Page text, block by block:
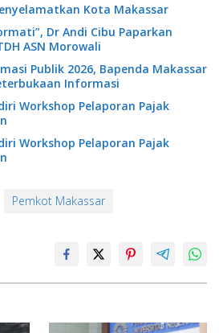
Kota Makassar
Dr Andi Cibu Paparkan
ASN Morowali
Publik 2026, Bapenda Makassar
Informasi
Workshop Pelaporan Pajak
Workshop Pelaporan Pajak
Pemkot Makassar